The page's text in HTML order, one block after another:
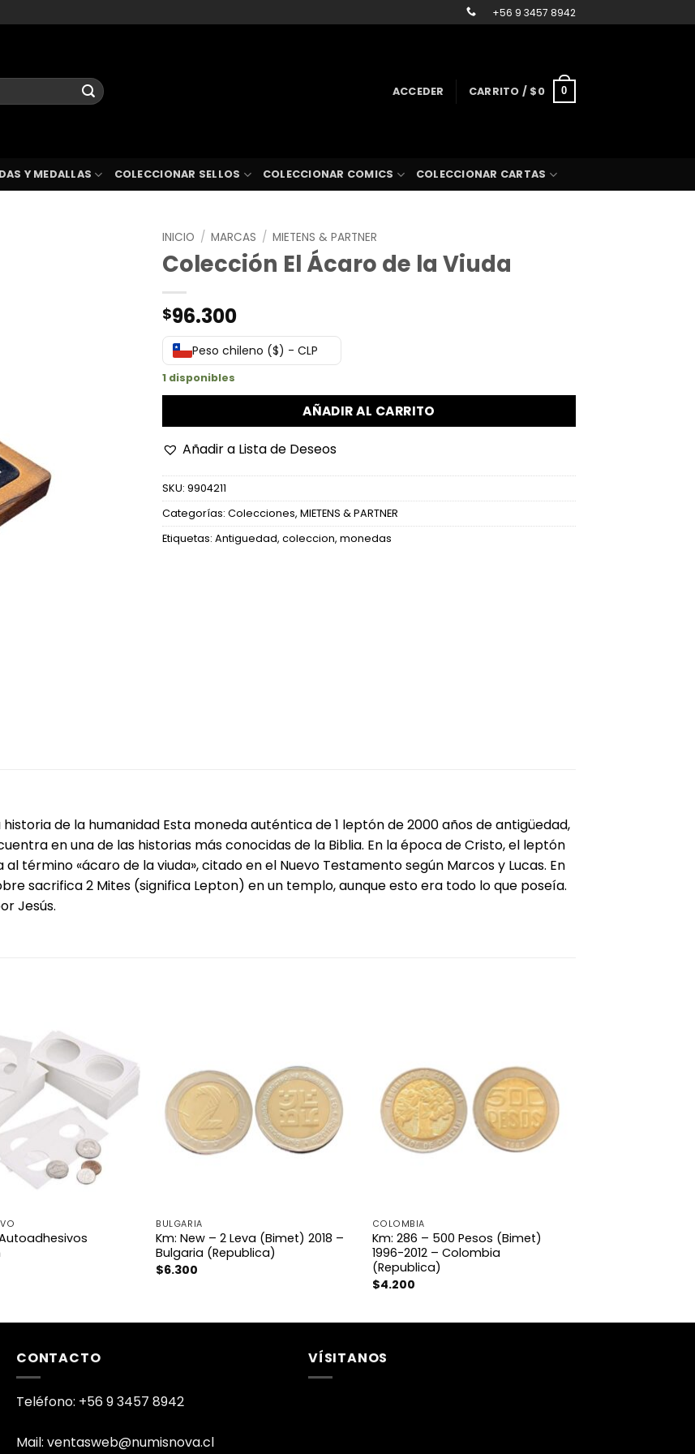
+56 9 3457 8942
ACCEDER CARRITO / $0 0
Y MEDALLAS COLECCIONAR SELLOS COLECCIONAR COMICS COLECCIONAR CARTAS
INICIO / MARCAS / MIETENS & PARTNER
Colección El Ácaro de la Viuda
$96.300
Peso chileno ($) - CLP
1 disponibles
AÑADIR AL CARRITO
Añadir a Lista de Deseos
SKU: 9904211
Categorías: Colecciones, MIETENS & PARTNER
Etiquetas: Antiguedad, coleccion, monedas
de la humanidad Esta moneda auténtica de 1 leptón de 2000 años de antigüedad,
en una de las historias más conocidas de la Biblia. En la época de Cristo, el leptón
término «ácaro de la viuda», citado en el Nuevo Testamento según Marcos y Lucas. En
sacrifica 2 Mites (significa Lepton) en un templo, aunque esto era todo lo que poseía.
Jesús.
BULGARIA
Km: New – 2 Leva (Bimet) 2018 –
Bulgaria (Republica)
$6.300
COLOMBIA
Km: 286 – 500 Pesos (Bimet)
1996-2012 – Colombia
(Republica)
$4.200
CONTACTO
Teléfono: +56 9 3457 8942
Mail: ventasweb@numisnova.cl
VÍSITANOS